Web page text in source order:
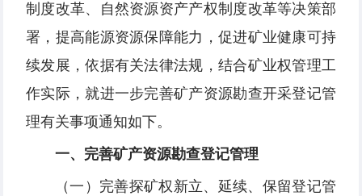
制度改革、自然资源资产产权制度改革等决策部
署，提高能源资源保障能力，促进矿业健康可持
续发展，依据有关法律法规，结合矿业权管理工
作实际，就进一步完善矿产资源勘查开采登记管
理有关事项通知如下。
一、完善矿产资源勘查登记管理
（一）完善探矿权新立、延续、保留登记管